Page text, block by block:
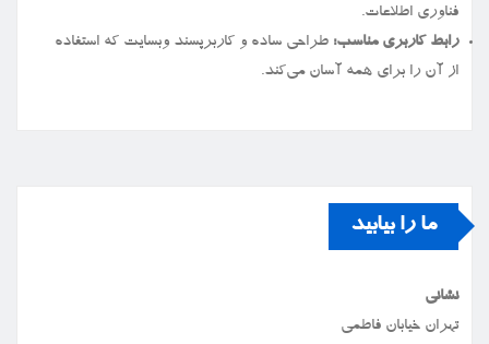
فناوری اطلاعات.
رابط کاربری مناسب: طراحی ساده و کاربرپسند وبسایت که استفاده
از آن را برای همه آسان می‌کند.
ما را بیابید
نشانی
تهران خیابان فاطمی